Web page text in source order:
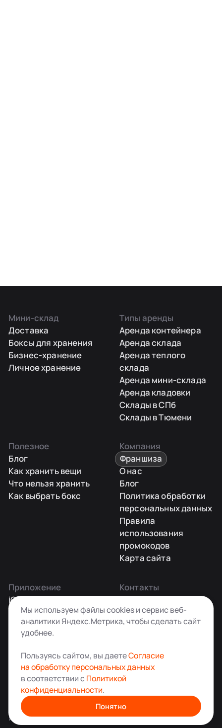
Мини-склад
Доставка
Боксы для хранения
Бизнес-хранение
Личное хранение
Типы аренды
Аренда контейнера
Аренда склада
Аренда теплого
склада
Аренда мини-склада
Аренда кладовки
Склады в СПб
Склады в Тюмени
Полезное
Блог
Как хранить вещи
Что нельзя хранить
Как выбрать бокс
Компания
Франшиза
О нас
Блог
Политика обработки
персональных данных
Правила
использования
промокодов
Карта сайта
Приложение
iOS
Android
Контакты
Заказать звонок
+7 495 181-55-45
info@kladovkin.ru
Аренда склада для хранения вещей в Москве
© ООО «Кладовкин» 2026. Все права защищены
ИНН:7100007940 ОГРН:1217100007805
Мы используем файлы cookies и сервис веб-
аналитики Яндекс.Метрика, чтобы сделать сайт
удобнее.
Пользуясь сайтом, вы даетеСогласие
на обработку персональных данных
в соответствии с Политикой
конфиденциальности.
Понятно